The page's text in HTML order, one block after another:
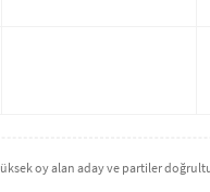
oy alan aday ve partiler